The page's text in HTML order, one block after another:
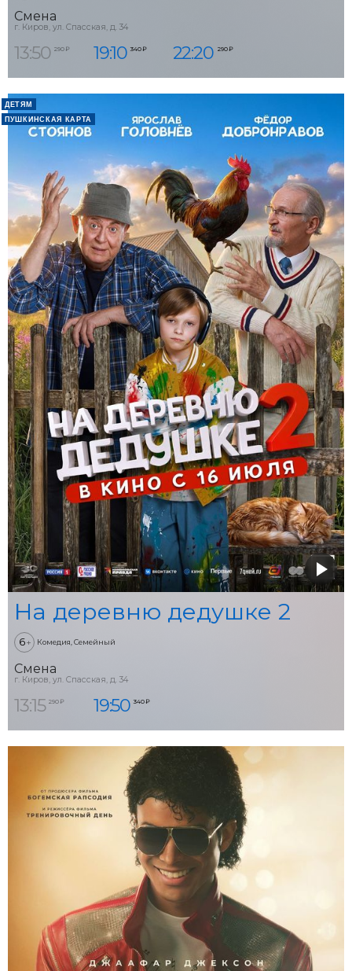
Смена
г. Киров, ул. Спасская, д. 34
13:50 290 ₽ 19:10 340 ₽ 22:20 290 ₽
ДЕТЯМ
ПУШКИНСКАЯ КАРТА
На деревню дедушке 2
6+ Комедия, Семейный
Смена
г. Киров, ул. Спасская, д. 34
13:15 290 ₽ 19:50 340 ₽